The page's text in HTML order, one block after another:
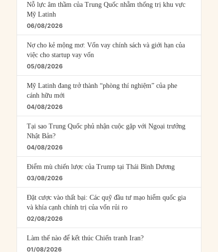
Nỗ lực âm thầm của Trung Quốc nhằm thống trị khu vực
Mỹ Latinh
06/08/2026
Nợ cho kẻ mộng mơ: Vốn vay chính sách và giới hạn của
việc cho startup vay vốn
05/08/2026
Mỹ Latinh đang trở thành “phòng thí nghiệm” của phe
cánh hữu mới
04/08/2026
Tại sao Trung Quốc phủ nhận cuộc gặp với Ngoại trưởng
Nhật Bản?
04/08/2026
Điểm mù chiến lược của Trump tại Thái Bình Dương
03/08/2026
Đặt cược vào thất bại: Các quỹ đầu tư mạo hiểm quốc gia
và khía cạnh chính trị của vốn rủi ro
02/08/2026
Làm thế nào để kết thúc Chiến tranh Iran?
01/08/2026